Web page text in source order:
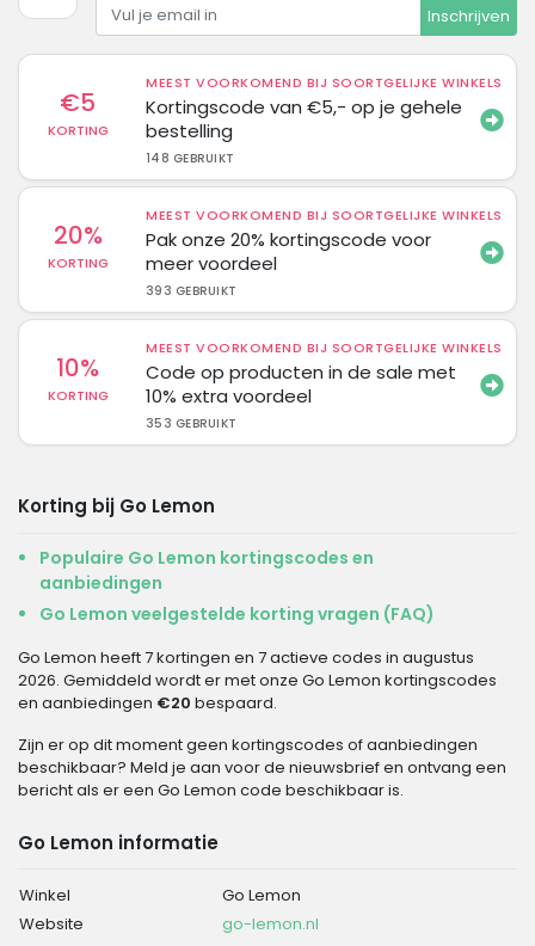
Inschrijven
€5
KORTING
MEEST VOORKOMEND BIJ SOORTGELIJKE WINKELS
Kortingscode van €5,- op je gehele
bestelling
148 GEBRUIKT
20%
KORTING
MEEST VOORKOMEND BIJ SOORTGELIJKE WINKELS
Pak onze 20% kortingscode voor
meer voordeel
393 GEBRUIKT
10%
KORTING
MEEST VOORKOMEND BIJ SOORTGELIJKE WINKELS
Code op producten in de sale met
10% extra voordeel
353 GEBRUIKT
Korting bij Go Lemon
Populaire Go Lemon kortingscodes en
aanbiedingen
Go Lemon veelgestelde korting vragen (FAQ)
Go Lemon heeft 7 kortingen en 7 actieve codes in augustus
2026. Gemiddeld wordt er met onze Go Lemon kortingscodes
en aanbiedingen €20 bespaard.
Zijn er op dit moment geen kortingscodes of aanbiedingen
beschikbaar? Meld je aan voor de nieuwsbrief en ontvang een
bericht als er een Go Lemon code beschikbaar is.
Go Lemon informatie
Winkel
Go Lemon
Website
go-lemon.nl